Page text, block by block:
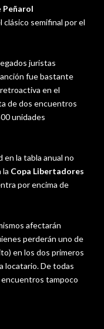
Peñarol
semifinal por el
juristas
fue bastante
en el
de dos encuentros
unidades
en la tabla anual no
la Copa Libertadores
por encima de
afectarán
perderán uno de
en los dos primeros
locatario. De todas
encuentros tampoco